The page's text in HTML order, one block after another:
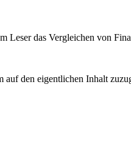
Leser das Vergleichen von
auf den eigentlichen Inhalt